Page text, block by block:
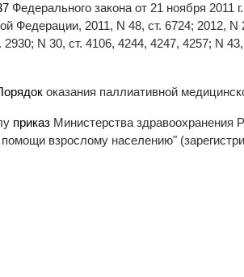
Федерального закона от 21 ноября
Федерации, 2011, N 48, ст. 6724; 2012,
2930; N 30, ст. 4106, 4244, 4247, 4257; N
оказания паллиативной
приказ Министерства здравоохранения
взрослому населению"